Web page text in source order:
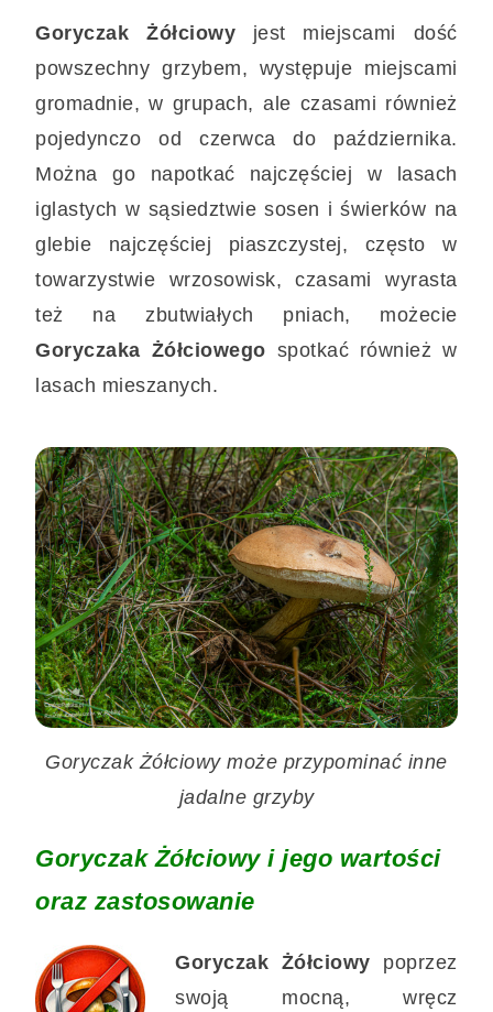
Goryczak Żółciowy jest miejscami dość
powszechny grzybem, występuje miejscami
gromadnie, w grupach, ale czasami również
pojedynczo od czerwca do października.
Można go napotkać najczęściej w lasach
iglastych w sąsiedztwie sosen i świerków na
glebie najczęściej piaszczystej, często w
towarzystwie wrzosowisk, czasami wyrasta
też na zbutwiałych pniach, możecie
Goryczaka Żółciowego spotkać również w
lasach mieszanych.
Goryczak Żółciowy może przypominać inne
jadalne grzyby
Goryczak Żółciowy i jego wartości
oraz zastosowanie
Goryczak Żółciowy poprzez
swoją mocną, wręcz